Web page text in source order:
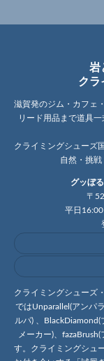
岩
クラ
滋賀発のジム・カフェ
リード用品まで道具
クライミングシューズ
自然・挑
グッぼ
〒
平日
クライミングシューズ
ではUnparallel(アンパ
ルパ) 、BlackDiamond(
メーカー)、
す。クライミングシュ